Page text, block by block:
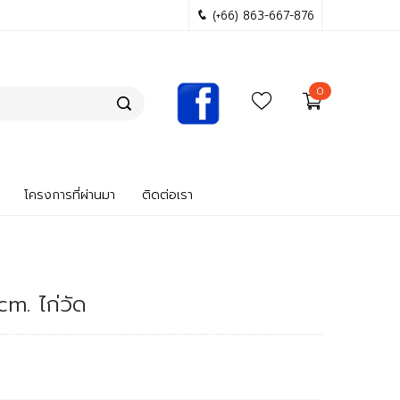
(+66) 863-667-876
0
โครงการที่ผ่านมา ติดต่อเรา
ไก่วัด